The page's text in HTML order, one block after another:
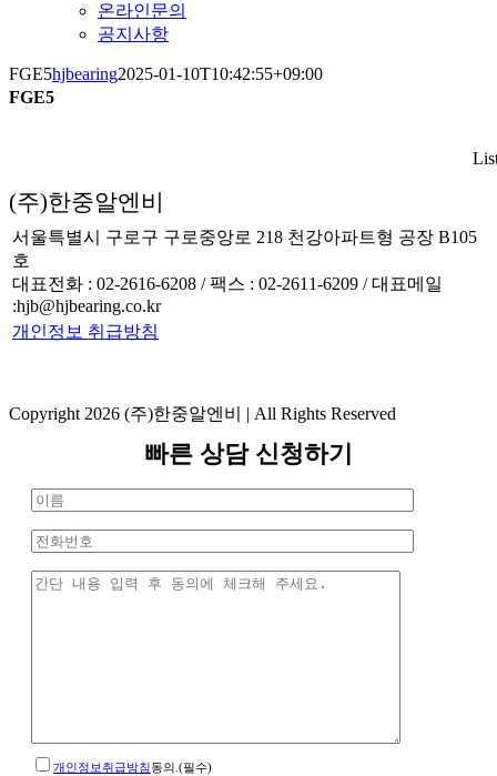
온라인문의
공지사항
FGE5hjbearing2025-01-10T10:42:55+09:00
FGE5
(주)한중알엔비
서울특별시 구로구 구로중앙로 218 천강아파트형 공장 B105
호
대표전화 : 02-2616-6208 / 팩스 : 02-2611-6209 / 대표메일
:hjb@hjbearing.co.kr
개인정보 취급방침
Copyright 2026 (주)한중알엔비 | All Rights Reserved
Bar
Area
빠른 상담 신청하기
개인정보취급방침동의.(필수)